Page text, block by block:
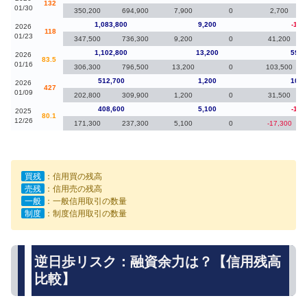
01/30
132
350,200
694,900 7,900 0 2,700
2026
01/23
118
1,083,800 9,200
-
347,500
736,300 9,200 0 41,200
2026
01/16
83.5
1,102,800 13,200
306,300
796,500 13,200 0 103,500
2026
01/09
427
512,700 1,200
202,800
309,900 1,200 0 31,500
2025
12/26
80.1
408,600 5,100
-
171,300
237,300 5,100 0 -17,300
買残
：信用買の残高
売残
：信用売の残高
一般
：一般信用取引の数量
制度
：制度信用取引の数量
逆日歩リスク：融資余力は？【信用残高
比較】